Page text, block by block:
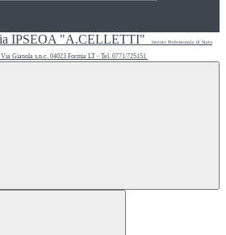
IPSEOA "A.CELLETTI" Istituto Professionale di Stato
Via Gianola s.n.c. 04023 Formia LT - Tel. 0771/725151